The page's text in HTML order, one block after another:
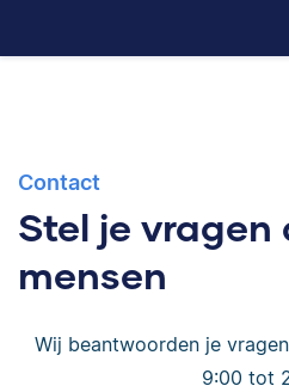
Contact
Stel je vragen
mensen
Wij beantwoorden je
9:00 tot